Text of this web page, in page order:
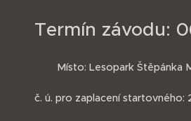
Termín závodu:
Místo: Lesopark Štěpánka
č. ú. pro zaplacení